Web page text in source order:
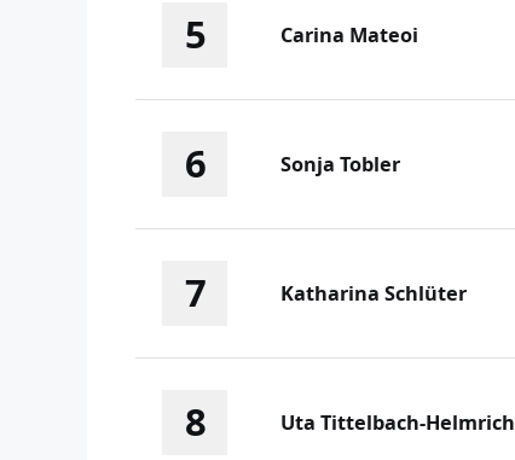
5 Carina Mateoi
6 Sonja Tobler
7 Katharina Schlüter
8 Uta Tittelbach-Helmrich